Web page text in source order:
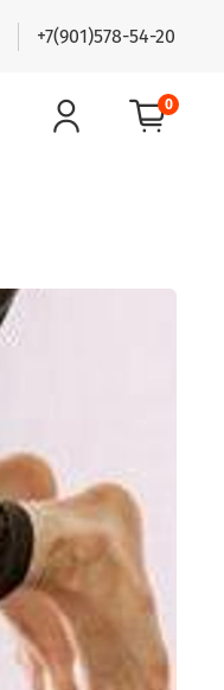
+7(901)578-54-20
0